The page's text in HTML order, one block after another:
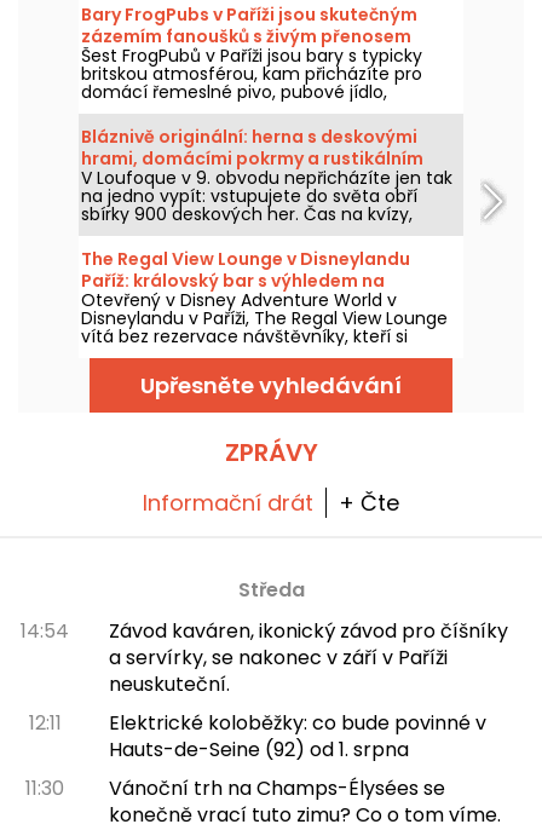
Bary FrogPubs v Paříži jsou skutečným
zázemím fanoušků s živým přenosem
zápasů.
Šest FrogPubů v Paříži jsou bary s typicky
britskou atmosférou, kam přicházíte pro
domácí řemeslné pivo, pubové jídlo,
sledování velkých zápasů na velké
obrazovce a příjemné posezení s přáteli.
Bláznivě originální: herna s deskovými
hrami, domácími pokrmy a rustikálním
vzhledem
V Loufoque v 9. obvodu nepřicházíte jen tak
na jedno vypít: vstupujete do světa obří
sbírky 900 deskových her. Čas na kvízy,
dobrodružství, strategii, ale i skvělé koktejly a
domácí moučníky vás čekají na večer plný
smíchu a gurmánských zážitků.
The Regal View Lounge v Disneylandu
Paříž: královský bar s výhledem na
Adventure Bay, náš názor
Otevřený v Disney Adventure World v
Disneylandu v Paříži, The Regal View Lounge
vítá bez rezervace návštěvníky, kteří si
mohou dát koktejl, kávu nebo horkou
čokoládu s výhledem na Adventure Bay.
Tento tematický bar, odlišený od sousední
restaurace s Disney princeznami, sází na
Upřesněte vyhledávání
ZPRÁVY
Informační drát + Čte
Středa
14:54
Závod kaváren, ikonický závod pro číšníky
a servírky, se nakonec v září v Paříži
neuskuteční.
12:11
Elektrické koloběžky: co bude povinné v
Hauts-de-Seine (92) od 1. srpna
11:30
Vánoční trh na Champs-Élysées se
konečně vrací tuto zimu? Co o tom víme.